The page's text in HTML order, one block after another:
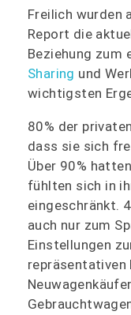
Freilich wurden
Report die
Beziehung zum
Sharing und
wichtigsten
80% der
dass sie sich
Über 90%
fühlten sich in
eingeschränkt.
auch nur zum
Einstellungen
repräsentativen